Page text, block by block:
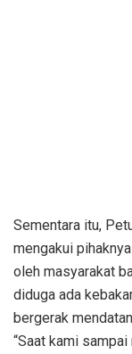
Sementara itu,
mengakui
oleh masyarakat
diduga ada
bergerak
“Saat kami